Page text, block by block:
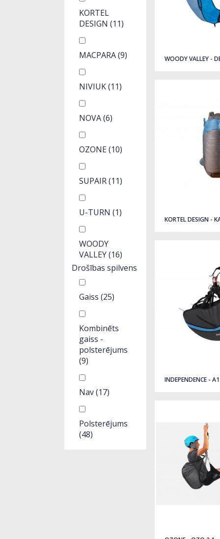
KORTEL
DESIGN (11)
MACPARA(9)
NIVIUK(11)
NOVA(6)
OZONE(10)
SUPAIR(11)
U-TURN (1)
WOODY
VALLEY(16)
Drošības spilvens
Gaiss (25)
Kombinēts
gaiss -
polsterējums
(9)
Nav(17)
Polsterējums
(48)
WOODY VALLEY -
KORTEL DESIGN -
INDEPENDENCE - A1